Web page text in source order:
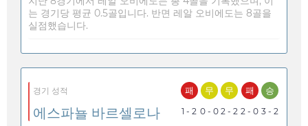
는 경기당 평균 0.5골입니다. 반면 레알 오비에도는 8골을
실점했습니다.
경기 성적
에스파뇰 바르셀로나
패
1 - 2
무
0 - 0
무
2 - 2
패
2 - 0
승
3 - 2